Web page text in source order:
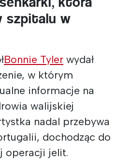
szpitalu w
Bonnie Tyler wydał
w którym
informacje na
walijskiej
nadal przebywa
dochodząc do
operacji jelit.